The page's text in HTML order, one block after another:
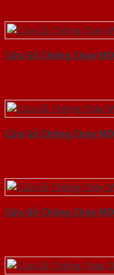
Cửa Gỗ Chống Cháy
Cửa Gỗ Chống Cháy
Cửa Gỗ Chống Cháy